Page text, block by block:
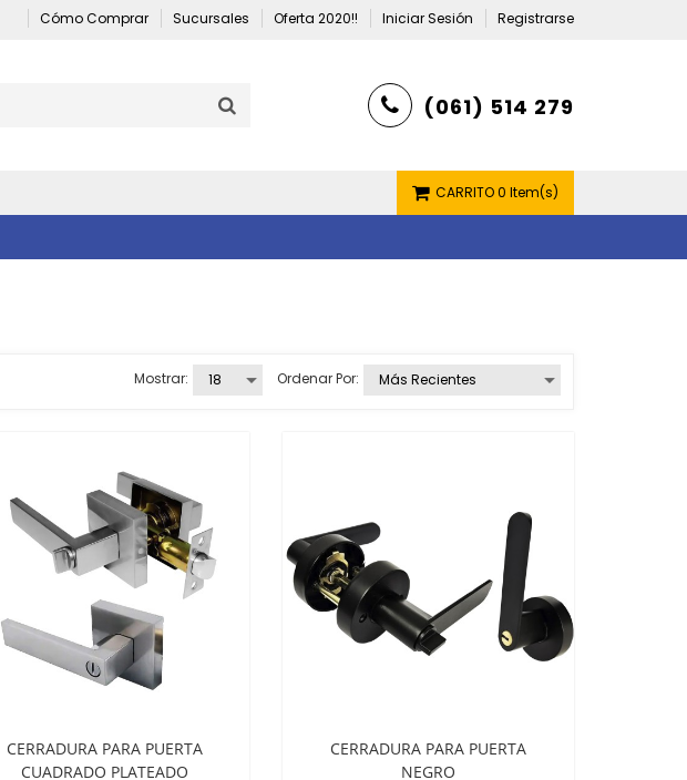
Cómo Comprar Sucursales Oferta 2020!! Iniciar Sesión Registrarse
(061) 514 279
CARRITO0 Item(s)
Mostrar: Ordenar Por:
CERRADURA PARA PUERTA
CUADRADO PLATEADO
CERRADURA PARA PUERTA
NEGRO